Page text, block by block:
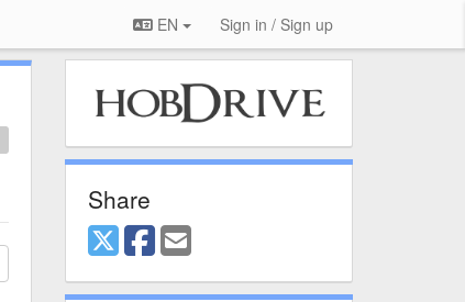
EN Sign in / Sign up
Share